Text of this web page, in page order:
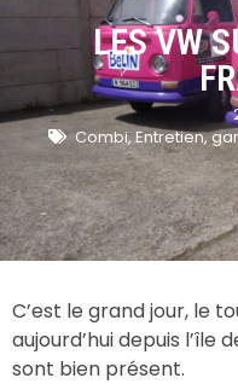
LES VW
Combi,Entretien,
C’est le grand jour, le
aujourd’hui depuis l’île
sont bien présent.